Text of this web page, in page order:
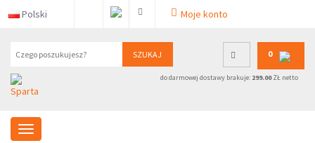
Polski Moje konto
SZUKAJ 0
do darmowej dostawy brakuje: 299.00ZŁ netto